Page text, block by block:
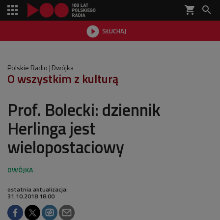
shopping_cart 
 SŁUCHAJ

Polskie Radio Dwójka
O wszystkim z kulturą
Prof. Bolecki: dziennik
Herlinga jest
wielopostaciowy
ostatnia aktualizacja:
31.10.2018 18:00